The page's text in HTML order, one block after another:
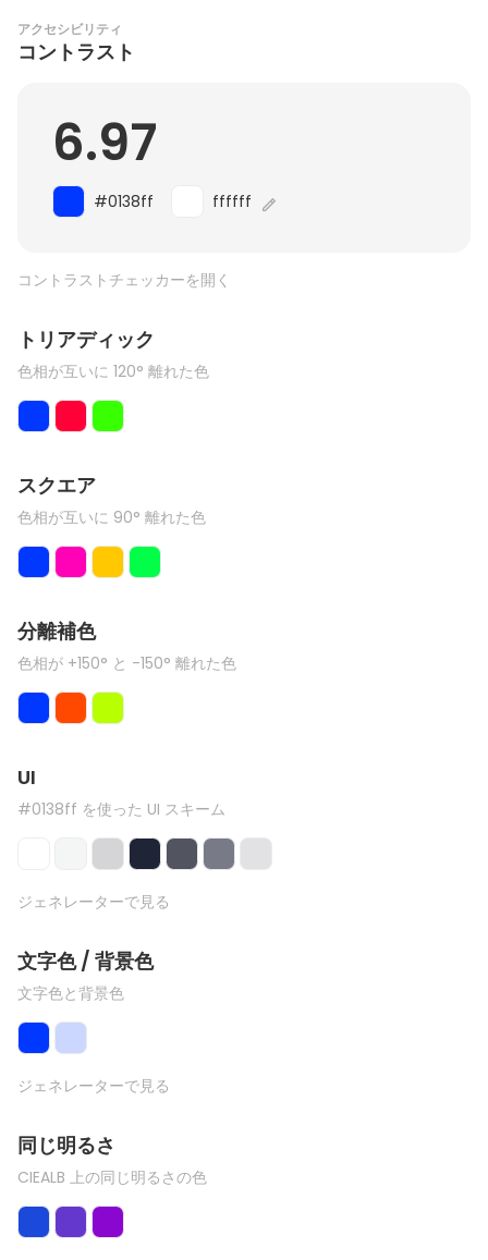
アクセシビリティ
コントラスト
6.97
#0138ff ffffff
コントラストチェッカーを開く
トリアディック
色相が互いに 120° 離れた色
スクエア
色相が互いに 90° 離れた色
分離補色
色相が +150° と -150° 離れた色
UI
#0138ff を使った UI スキーム
ジェネレーターで見る
文字色 / 背景色
文字色と背景色
ジェネレーターで見る
同じ明るさ
CIEALB 上の同じ明るさの色